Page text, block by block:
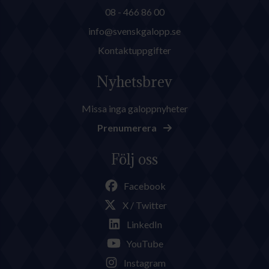
08 - 466 86 00
info@svenskgalopp.se
Kontaktuppgifter
Nyhetsbrev
Missa inga galoppnyheter
Prenumerera
Följ oss
Facebook
X / Twitter
LinkedIn
YouTube
Instagram